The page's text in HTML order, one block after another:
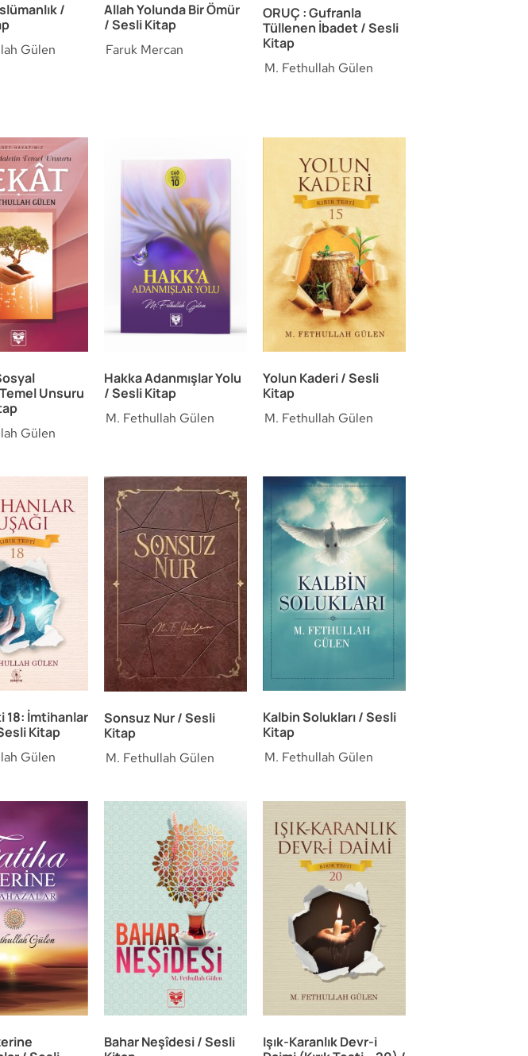
/
Gülen
Allah Yolunda Bir Ömür
/ Sesli Kitap
Faruk Mercan
ORUÇ : Gufranla
Tüllenen İbadet / Sesli
Kitap
M. Fethullah Gülen
Unsuru
Gülen
Hakka Adanmışlar Yolu
/ Sesli Kitap
M. Fethullah Gülen
Yolun Kaderi / Sesli
Kitap
M. Fethullah Gülen
18: İmtihanlar
Kitap
Gülen
Sonsuz Nur / Sesli
Kitap
M. Fethullah Gülen
Kalbin Solukları / Sesli
Kitap
M. Fethullah Gülen
Bahar Neşîdesi / Sesli
Işık-Karanlık Devr-i